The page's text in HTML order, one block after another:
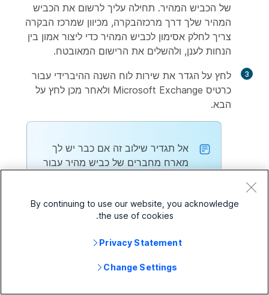
של הכביש המהיר. תחילה עליך לרשום את הכביש
המהיר שלך דרך מרכזהבקרה, מכיוון שמרכז הבקרה
צריך לחלק אסימון לכביש המהיר כדי ליצור אמון בין
הנחות לענן, ולהשלים את הרישום המאובטח.
3 לחץ על הגדר את שירות לוח השנה ההיברידי עבור
כרטיס Microsoft Exchange ולאחר מכן לחץ על
הבא.
אל תגדיר שילוב זה אם כבר יש לך
מארח מחברים של כביש מהיר עבור
בחלונית הניווט השמאלית תחת שירותים
ולאחר מכן בחר אחד:
By continuing to use our website, you acknowledge
the use of cookies.
Privacy Statement
Change Settings